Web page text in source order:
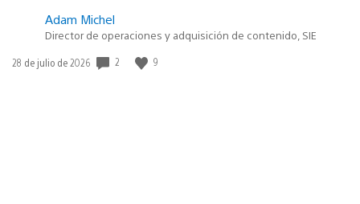
Adam Michel
Director de operaciones y adquisición de contenido, SIE
Fecha
28 de julio de 2026 2 9